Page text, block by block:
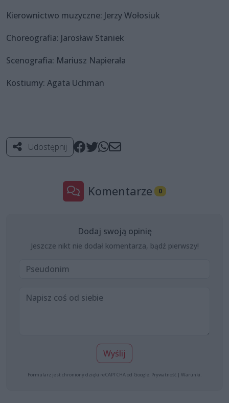
Kierownictwo muzyczne: Jerzy Wołosiuk
Choreografia: Jarosław Staniek
Scenografia: Mariusz Napierała
Kostiumy: Agata Uchman
Udostępnij
Komentarze 0
Dodaj swoją opinię
Jeszcze nikt nie dodał komentarza, bądź pierwszy!
Wyślij
Formularz jest chroniony dzięki reCAPTCHA od Google: Prywatność | Warunki